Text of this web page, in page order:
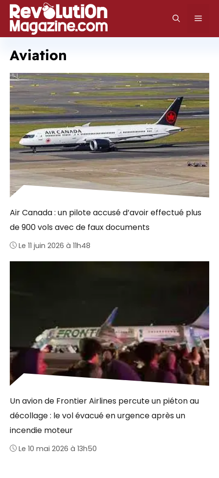
Aller
au
contenu
Aviation
Air Canada : un pilote accusé d’avoir effectué plus
de 900 vols avec de faux documents
Le 11 juin 2026 à 11h48
Un avion de Frontier Airlines percute un piéton au
décollage : le vol évacué en urgence après un
incendie moteur
Le 10 mai 2026 à 13h50